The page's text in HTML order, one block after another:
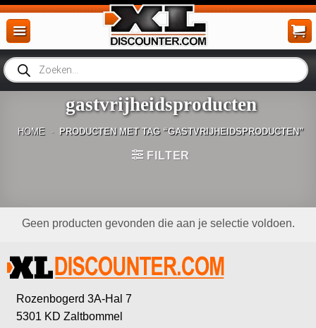
Ga
naar
inhoud
Producten
zoeken
gastvrijheidsproducten
HOME - PRODUCTEN MET TAG “GASTVRIJHEIDSPRODUCTEN”
FILTER
Geen producten gevonden die aan je selectie voldoen.
Rozenbogerd 3A-Hal 7
5301 KD Zaltbommel